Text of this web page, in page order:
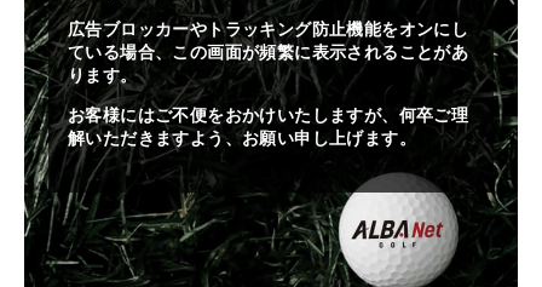
広告ブロッカーやトラッキング防止機能をオンにし
ている場合、この画面が頻繁に表示されることがあ
ります。
お客様にはご不便をおかけいたしますが、何卒ご理
解いただきますよう、お願い申し上げます。